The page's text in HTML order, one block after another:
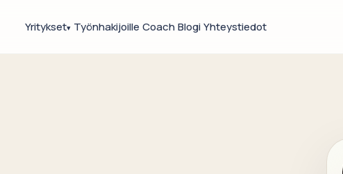
Yritykset▾ Työnhakijoille CoachBlogiYhteystiedot